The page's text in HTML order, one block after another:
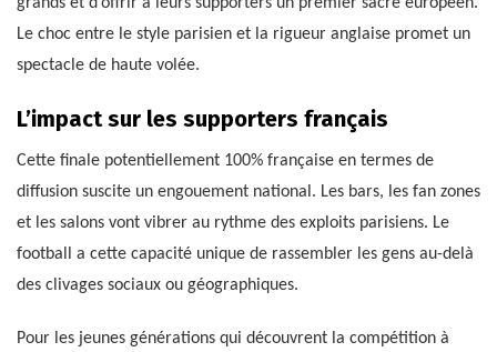
grands et d’offrir à leurs supporters un premier sacre européen.
Le choc entre le style parisien et la rigueur anglaise promet un
spectacle de haute volée.
L’impact sur les supporters français
Cette finale potentiellement 100% française en termes de
diffusion suscite un engouement national. Les bars, les fan zones
et les salons vont vibrer au rythme des exploits parisiens. Le
football a cette capacité unique de rassembler les gens au-delà
des clivages sociaux ou géographiques.
Pour les jeunes générations qui découvrent la compétition à